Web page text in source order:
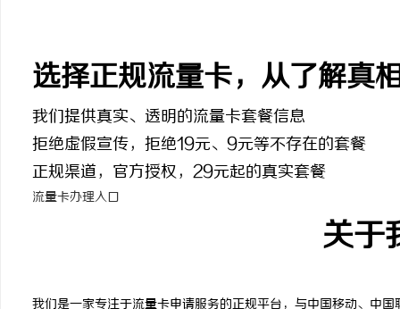
选择正规流量卡，从了解真
我们提供真实、透明的流量卡套餐信息
拒绝虚假宣传，拒绝19元、9元等不存在的套餐
正规渠道，官方授权，29元起的真实套餐
流量卡办理入口
关于
我们是一家专注于流量卡申请服务的正规平台，与中国移动、中